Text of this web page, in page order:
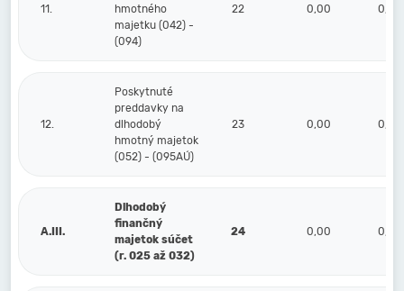
11.
hmotného
majetku (042) -
(094)
22 0,00 0,00
12.
Poskytnuté
preddavky na
dlhodobý
hmotný majetok
(052) - (095AÚ)
23 0,00 0,00
A.III.
Dlhodobý
finančný
majetok súčet
(r. 025 až 032)
24 0,00 0,00